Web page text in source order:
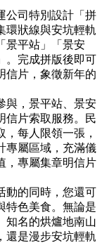
公司特別設計「拼
環狀線與安坑輕軌
景平站」「景安
。完成拼版後即可
信片，象徵新年的
與，景平站、景安
信片索取服務。民
每人限領一張，
專屬區域，充滿儀
，專屬集章明信片
動的同時，您還可
特色美食。無論是
知名的烘爐地南山
還是漫步安坑輕軌